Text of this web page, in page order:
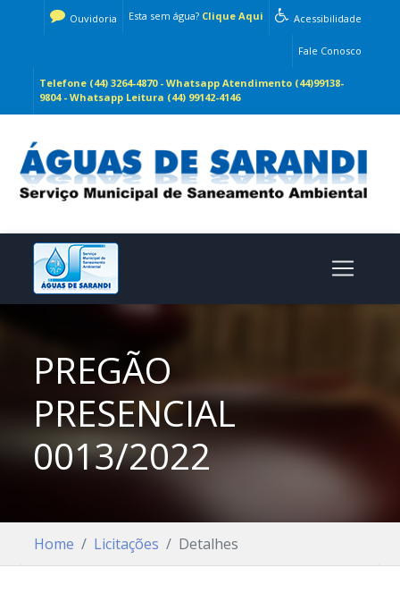
Acessibilidade
Esta sem água? Clique Aqui
Ouvidoria
Fale Conosco
Telefone (44) 3264-4870 - Whatsapp Atendimento (44)99138-
9804 - Whatsapp Leitura (44) 99142-4146
PREGÃO
PRESENCIAL
0013/2022
Home Licitações Detalhes